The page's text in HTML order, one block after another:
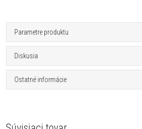
Parametre produktu
Diskusia
Ostatné informácie